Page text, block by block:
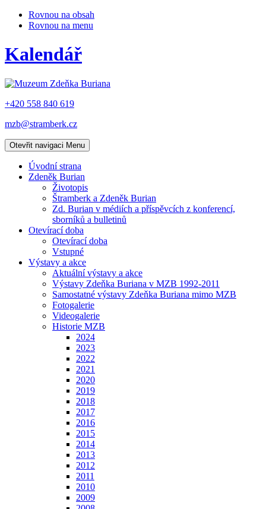
Rovnou na obsah
Rovnou na menu
Kalendář
+420 558 840 619
mzb@stramberk.cz
Otevřit navigaci Menu
Úvodní strana
Zdeněk Burian
Životopis
Štramberk a Zdeněk Burian
Zd. Burian v médiích a příspěvcích z konferencí,
sborníků a bulletinů
Otevírací doba
Otevírací doba
Vstupné
Výstavy a akce
Aktuální výstavy a akce
Výstavy Zdeňka Buriana v MZB 1992-2011
Samostatné výstavy Zdeňka Buriana mimo MZB
Fotogalerie
Videogalerie
Historie MZB
2024
2023
2022
2021
2020
2019
2018
2017
2016
2015
2014
2013
2012
2011
2010
2009